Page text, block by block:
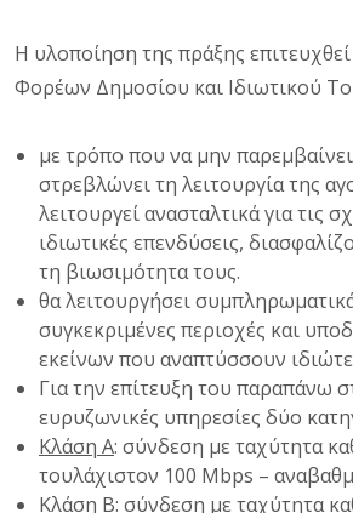
Η υλοποίηση της πράξης
Φορέων Δημοσίου και Ιδιωτικού
με τρόπο που να μην
στρεβλώνει τη λειτουργία της
λειτουργεί ανασταλτικά για τις
ιδιωτικές επενδύσεις,
τη βιωσιμότητα τους.
θα λειτουργήσει
συγκεκριμένες περιοχές και
εκείνων που αναπτύσσουν
Για την επίτευξη του παραπάνω
ευρυζωνικές υπηρεσίες δύο
Κλάση Α: σύνδεση με ταχύτητα
τουλάχιστον 100 Mbps –
Κλάση Β: σύνδεση με ταχύτητα